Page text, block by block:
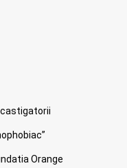
castigatorii
Orange